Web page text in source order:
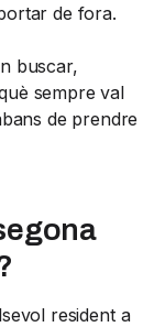
de fora.
buscar,
sempre val
de prendre
resident a